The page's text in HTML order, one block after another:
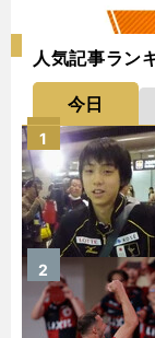
人気記事ラン
今日
1
2